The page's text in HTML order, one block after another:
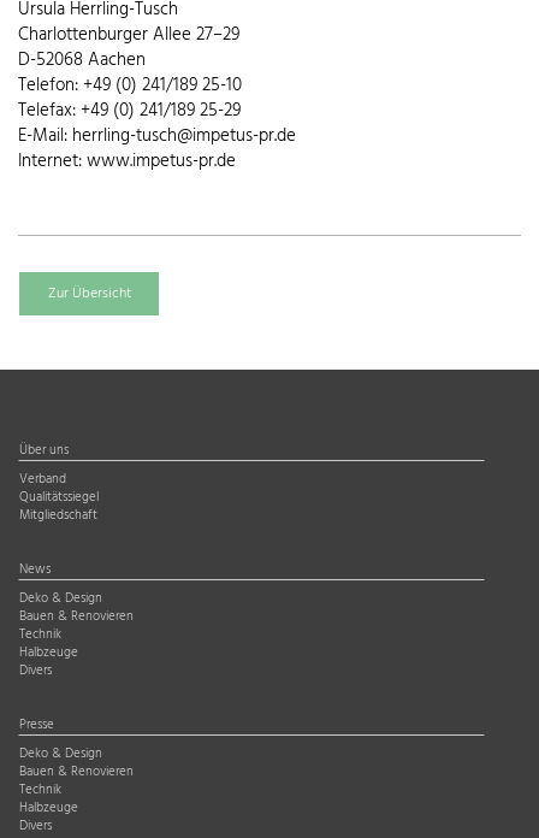
Ursula Herrling-Tusch
Charlottenburger Allee 27–29
D-52068 Aachen
Telefon: +49 (0) 241/189 25-10
Telefax: +49 (0) 241/189 25-29
E-Mail: herrling-tusch@impetus-pr.de
Internet: www.impetus-pr.de
Zur Übersicht
Über uns
Verband
Qualitätssiegel
Mitgliedschaft
News
Deko & Design
Bauen & Renovieren
Technik
Halbzeuge
Divers
Presse
Deko & Design
Bauen & Renovieren
Technik
Halbzeuge
Divers